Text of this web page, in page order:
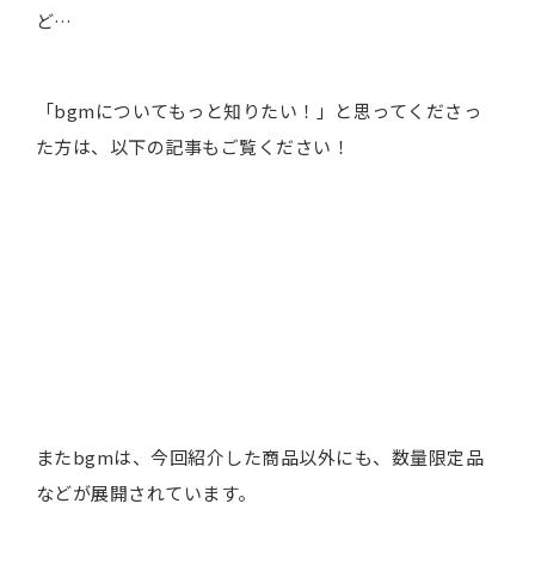
ど…
「bgmについてもっと知りたい！」と思ってくださっ
た方は、以下の記事もご覧ください！
またbgmは、今回紹介した商品以外にも、数量限定品
などが展開されています。